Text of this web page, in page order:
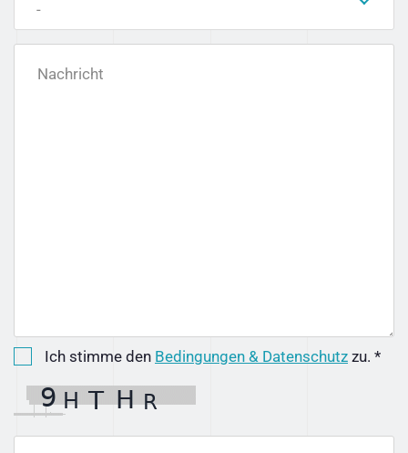
-
Nachricht
Ich stimme den Bedingungen & Datenschutz zu. *